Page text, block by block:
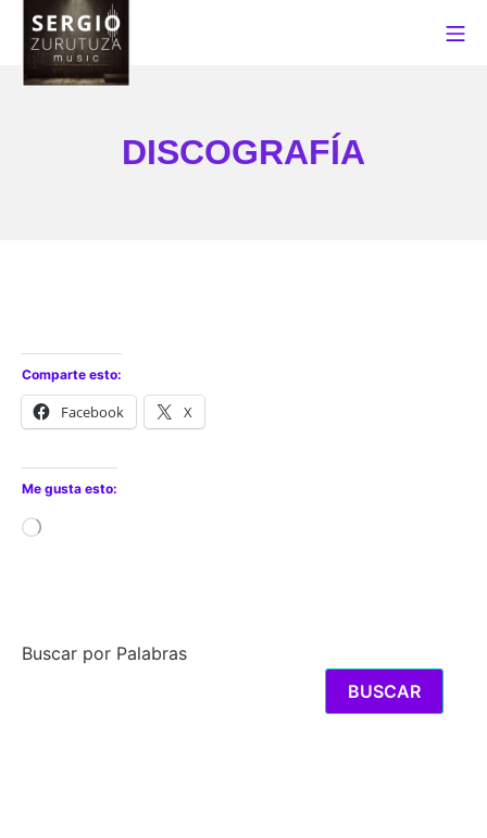
Saltar
contenido
DISCOGRAFÍA
Comparte esto:
Facebook X
Me gusta esto:
Cargando...
Buscar por Palabras
BUSCAR